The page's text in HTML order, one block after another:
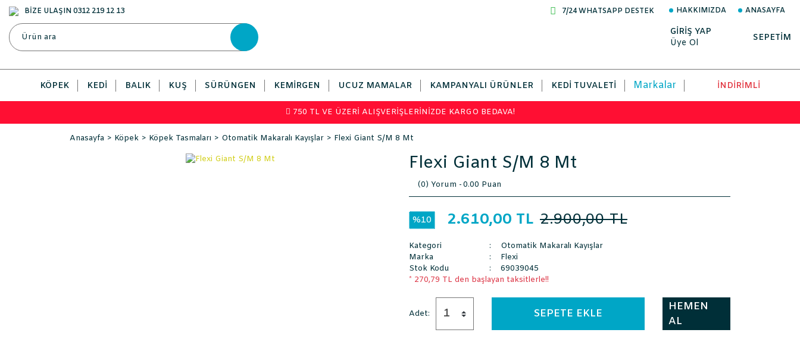
BİZE ULAŞIN 0312 219 12 13 7/24 WHATSAPP DESTEK HAKKIMIZDA ANASAYFA
GİRİŞ YAP
Üye Ol
SEPETİM
KÖPEK KEDI BALIK KUŞ SÜRÜNGEN KEMIRGEN UCUZ MAMALAR KAMPANYALI ÜRÜNLER KEDI TUVALETI Markalar İNDİRİMLİ
750 TL VE ÜZERİ ALIŞVERİŞLERİNİZDE KARGO BEDAVA!
Anasayfa Köpek Köpek Tasmaları Otomatik Makaralı Kayışlar Flexi Giant S/M 8 Mt
Flexi Giant S/M 8 Mt
(0) Yorum -0.00 Puan
%10 2.610,00 TL 2.900,00 TL
Kategori
Otomatik Makaralı Kayışlar
Marka
Flexi
Stok Kodu
69039045
* 270,79 TL den başlayan taksitlerle!!
Adet: SEPETE EKLE
HEMEN
AL